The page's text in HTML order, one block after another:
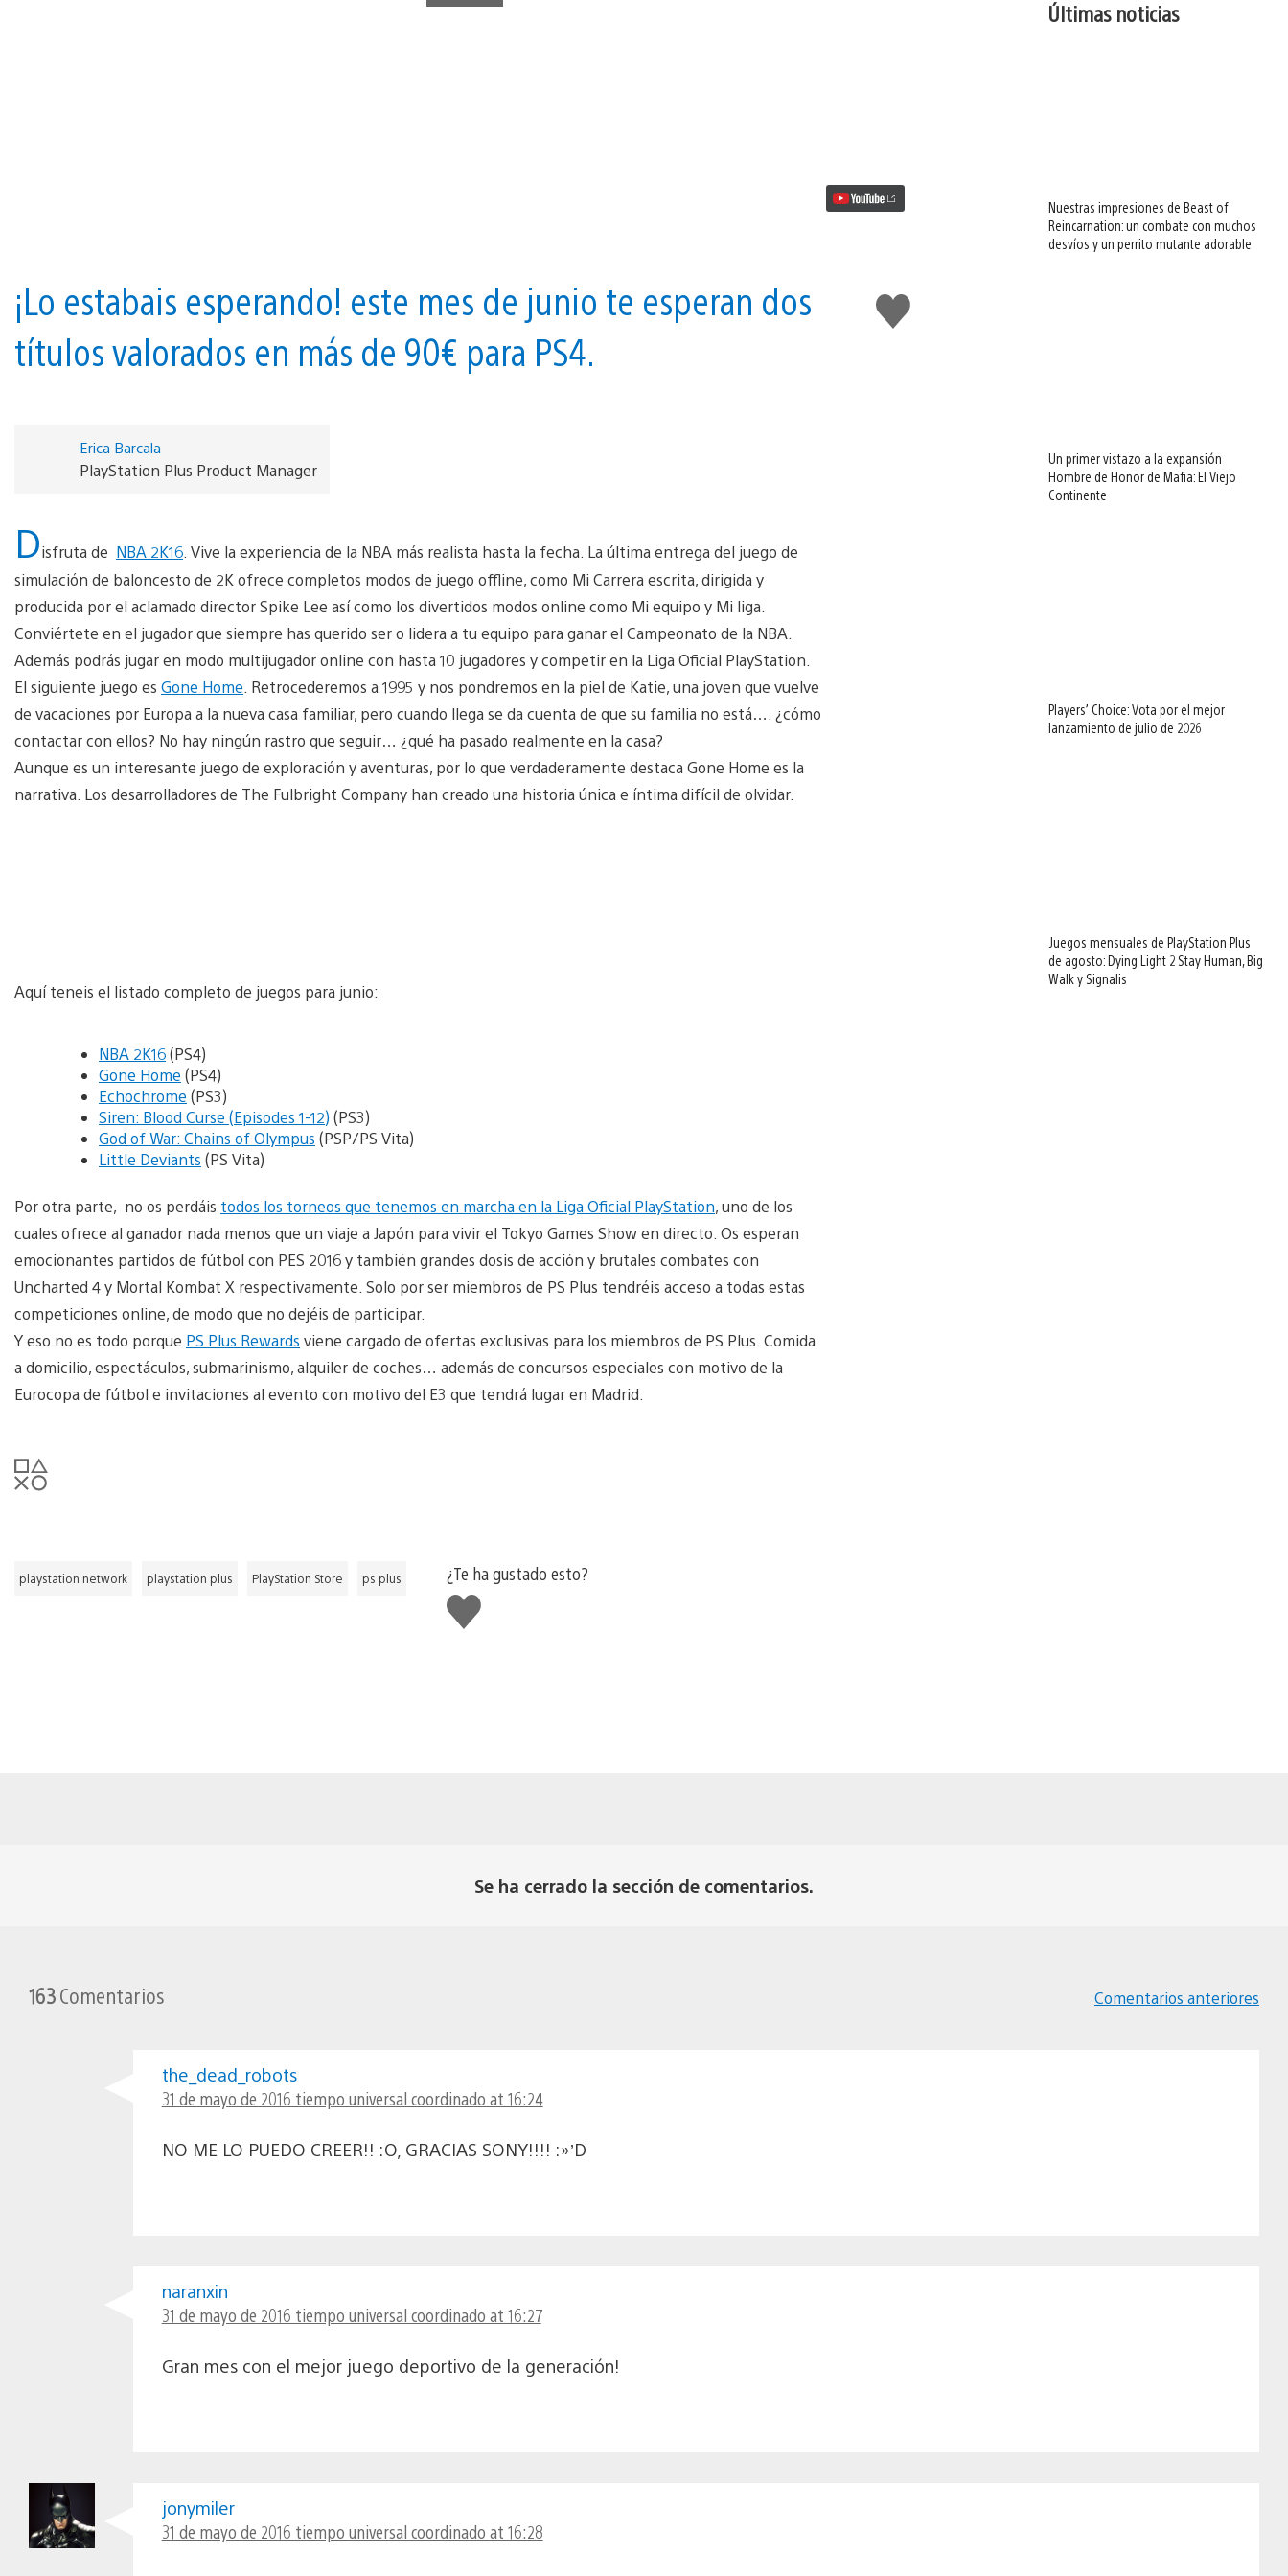
márcate
Me
gusta
¡Lo estabais esperando! este mes de junio te esperan dos
títulos valorados en más de 90€ para PS4.
Erica Barcala
PlayStation Plus Product Manager
Disfruta de NBA 2K16 . Vive la experiencia de la NBA más realista hasta la fecha. La última entrega del juego de
simulación de baloncesto de 2K ofrece completos modos de juego offline, como Mi Carrera escrita, dirigida y
producida por el aclamado director Spike Lee así como los divertidos modos online como Mi equipo y Mi liga.
Conviértete en el jugador que siempre has querido ser o lidera a tu equipo para ganar el Campeonato de la NBA.
Además podrás jugar en modo multijugador online con hasta 10 jugadores y competir en la Liga Oficial PlayStation.
El siguiente juego es Gone Home . Retrocederemos a 1995 y nos pondremos en la piel de Katie, una joven que vuelve
de vacaciones por Europa a la nueva casa familiar, pero cuando llega se da cuenta de que su familia no está…. ¿cómo
contactar con ellos? No hay ningún rastro que seguir… ¿qué ha pasado realmente en la casa?
Aunque es un interesante juego de exploración y aventuras, por lo que verdaderamente destaca Gone Home es la
narrativa. Los desarrolladores de The Fulbright Company han creado una historia única e íntima difícil de olvidar.
Aquí teneis el listado completo de juegos para junio:
NBA 2K16(PS4)
Gone Home (PS4)
Echochrome (PS3)
Siren: Blood Curse (Episodes 1-12) (PS3)
God of War: Chains of Olympus (PSP/PS Vita)
Little Deviants (PS Vita)
Por otra parte, no os perdáis todos los torneos que tenemos en marcha en la Liga Oficial PlayStation, uno de los
cuales ofrece al ganador nada menos que un viaje a Japón para vivir el Tokyo Games Show en directo. Os esperan
emocionantes partidos de fútbol con PES 2016 y también grandes dosis de acción y brutales combates con
Uncharted 4 y Mortal Kombat X respectivamente. Solo por ser miembros de PS Plus tendréis acceso a todas estas
competiciones online, de modo que no dejéis de participar.
Y eso no es todo porque PS Plus Rewards viene cargado de ofertas exclusivas para los miembros de PS Plus. Comida
a domicilio, espectáculos, submarinismo, alquiler de coches… además de concursos especiales con motivo de la
Eurocopa de fútbol e invitaciones al evento con motivo del E3 que tendrá lugar en Madrid.
playstation network playstation plus PlayStation Store ps plus
¿Te ha gustado esto?
Me
gusta
Últimas noticias
Nuestras impresiones de Beast of
Reincarnation: un combate con muchos
desvíos y un perrito mutante adorable
Un primer vistazo a la expansión
Hombre de Honor de Mafia: El Viejo
Continente
Players’ Choice: Vota por el mejor
lanzamiento de julio de 2026
Juegos mensuales de PlayStation Plus
de agosto: Dying Light 2 Stay Human, Big
Walk y Signalis
Se ha cerrado la sección de comentarios.
163Comentarios Comentarios anteriores
the_dead_robots
31 de mayo de 2016 tiempo universal coordinado at 16:24
NO ME LO PUEDO CREER!! :O, GRACIAS SONY!!!! :»’D
naranxin
31 de mayo de 2016 tiempo universal coordinado at 16:27
Gran mes con el mejor juego deportivo de la generación!
jonymiler
31 de mayo de 2016 tiempo universal coordinado at 16:28